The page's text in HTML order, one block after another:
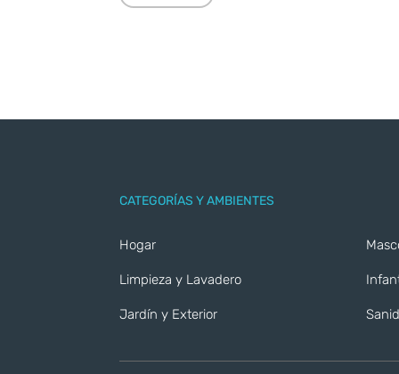
CATEGORÍAS Y AMBIENTES
Hogar
Limpieza y Lavadero
Jardín y Exterior